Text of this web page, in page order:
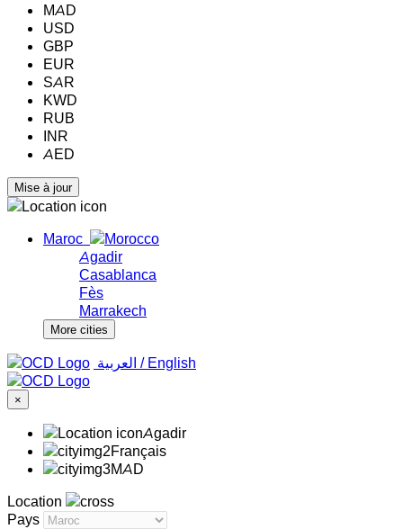
MAD
USD
GBP
EUR
SAR
KWD
RUB
INR
AED
Maroc
Agadir
Casablanca
Fès
Marrakech
More cities
‏العربية ‏ / English
×
Agadir
Français
MAD
Location
Pays